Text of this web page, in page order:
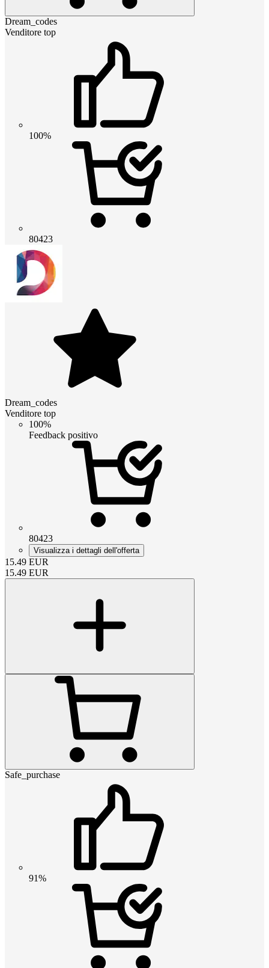
Dream_codes
Venditore top
100%
80423
Dream_codes
Venditore top
100%
Feedback positivo
80423
Visualizza i dettagli dell'offerta
15.49 EUR
15.49 EUR
Safe_purchase
91%